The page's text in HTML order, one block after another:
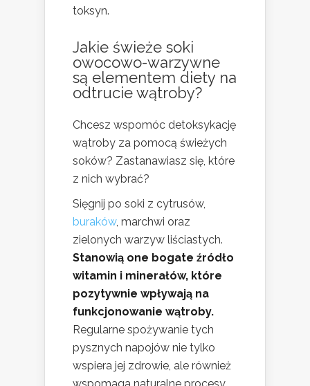
toksyn.
Jakie świeże soki
owocowo-warzywne
są elementem diety na
odtrucie wątroby?
Chcesz wspomóc detoksykację
wątroby za pomocą świeżych
soków? Zastanawiasz się, które
z nich wybrać?
Sięgnij po soki z cytrusów,
buraków, marchwi oraz
zielonych warzyw liściastych.
Stanowią one bogate źródło
witamin i minerałów, które
pozytywnie wpływają na
funkcjonowanie wątroby.
Regularne spożywanie tych
pysznych napojów nie tylko
wspiera jej zdrowie, ale również